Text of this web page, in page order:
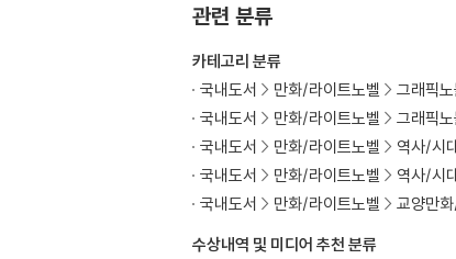
관련 분류
수상내역 및 미디어 추천 분류
카테고리 분류
국내도서
만화/라이트노벨 그래픽
국내도서
만화/라이트노벨
그래픽
국내도서
만화/라이트노벨 역사/시
국내도서
만화/라이트노벨
역사/시
국내도서
만화/라이트노벨 교양만